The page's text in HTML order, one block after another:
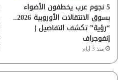
5 نجوم عرب يخطفون الأضواء
بسوق الانتقالات الأوروبية 2026..
“رؤية” تكشف التفاصيل |
إنفوجراف
منذ 3 أيام